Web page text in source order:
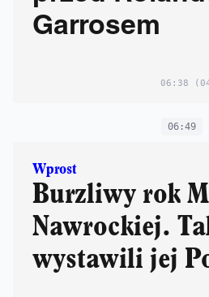
Garrosem
06:38
06:49
Wprost
Burzliwy rok
Nawrockiej.
wystawili jej